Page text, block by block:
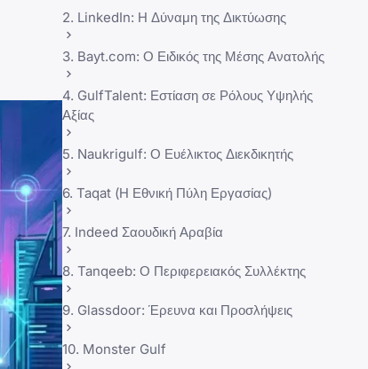
2. LinkedIn: Η Δύναμη της Δικτύωσης
3. Bayt.com: Ο Ειδικός της Μέσης Ανατολής
4. GulfTalent: Εστίαση σε Ρόλους Υψηλής
Αξίας
5. Naukrigulf: Ο Ευέλικτος Διεκδικητής
6. Taqat (Η Εθνική Πύλη Εργασίας)
7. Indeed Σαουδική Αραβία
8. Tanqeeb: Ο Περιφερειακός Συλλέκτης
9. Glassdoor: Έρευνα και Προσλήψεις
10. Monster Gulf